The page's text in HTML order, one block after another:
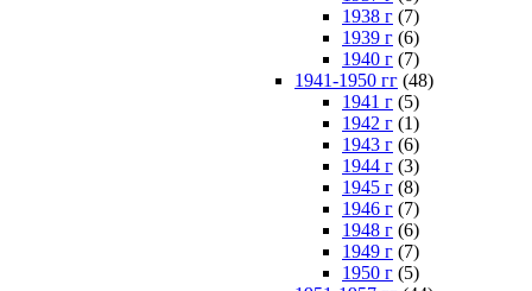
1938 г (7)
1939 г (6)
1940 г (7)
1941-1950 гг (48)
1941 г (5)
1942 г (1)
1943 г (6)
1944 г (3)
1945 г (8)
1946 г (7)
1948 г (6)
1949 г (7)
1950 г (5)